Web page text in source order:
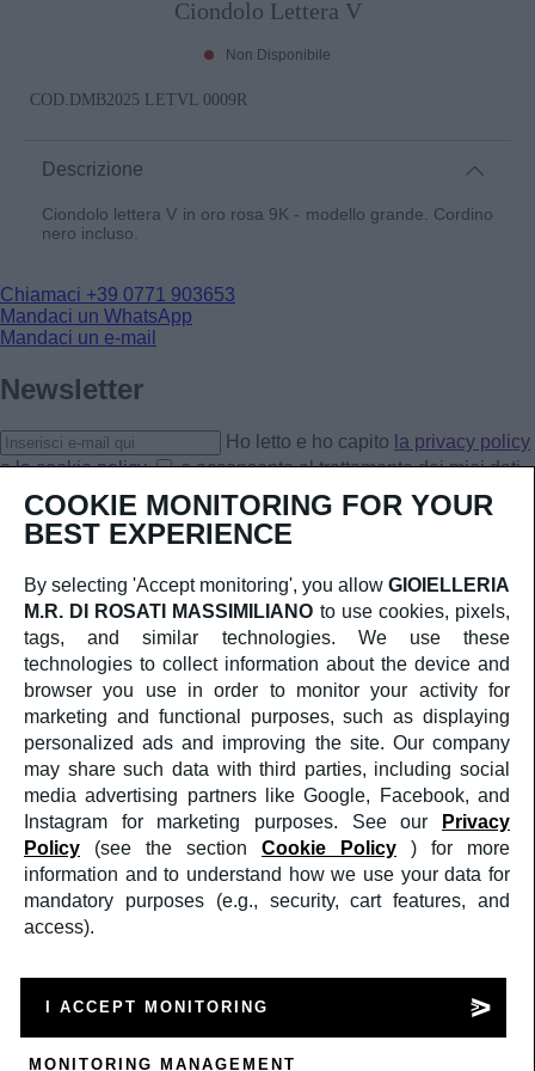
Ciondolo Lettera V
Non Disponibile
COD. DMB2025 LETVL 0009R
Descrizione
Ciondolo lettera V in oro rosa 9K - modello grande. Cordino
nero incluso.
Chiamaci +39 0771 903653
Mandaci un WhatsApp
Mandaci un e-mail
Newsletter
Ho letto e ho capito la privacy policy
e la cookie policy
e acconsento al trattamento dei miei dati
Iscriviti
CHI SIAMO
SERVIZIO CLIENTI
CONTATTI
TERMINI E CONDIZIONI DI VENDITA
RESI & RIMBORSI
SOCIAL
FACEBOOK
INSTAGRAM
AREA LEGALE
PRIVACY POLICY
COOKIES POLICY
Crediti
©2025GIOIELLERIA M.R. DI ROSATI
MASSIMILIANOPI: 02409590599
a medula web release
Supporto
Mandaci un WhatsApp
Mandaci un e-mail
Accedi
COOKIE MONITORING FOR YOUR
BEST EXPERIENCE
By selecting 'Accept monitoring', you allow GIOIELLERIA
M.R. DI ROSATI MASSIMILIANO to use cookies, pixels,
tags, and similar technologies. We use these
technologies to collect information about the device and
browser you use in order to monitor your activity for
marketing and functional purposes, such as displaying
personalized ads and improving the site. Our company
may share such data with third parties, including social
media advertising partners like Google, Facebook, and
Instagram for marketing purposes. See our
Privacy
Policy
(see the section Cookie Policy
) for more
information and to understand how we use your data for
mandatory purposes (e.g., security, cart features, and
access).
I ACCEPT MONITORING
MONITORING MANAGEMENT
💬